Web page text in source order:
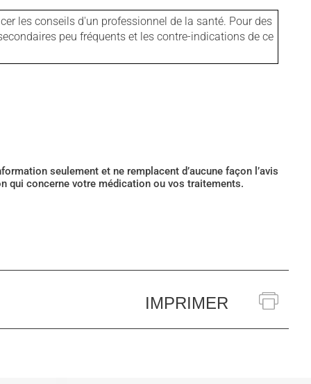
les conseils d'un professionnel de la santé. Pour des
peu fréquents et les contre-indications de ce
seulement et ne remplacent d’aucune façon l’avis
qui concerne votre médication ou vos traitements.
IMPRIMER